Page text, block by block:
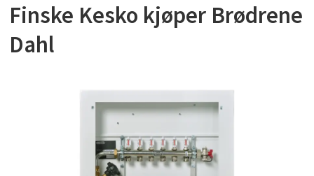
Finske Kesko kjøper Brødrene
Dahl